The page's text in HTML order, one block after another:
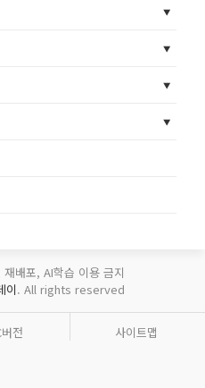
배포, AI학습 이용 금지
이. All rights reserved
전 사이트맵